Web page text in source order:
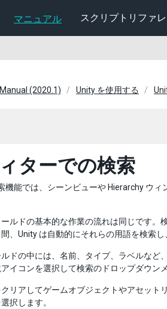
マニュアル スクリプトリファ
(2020.1) Unity を使用する
ターでの検索
機能では、シーンビューや Hierarchy ウ
ルドの基本的な作業の流れは同じです。
、Unity は自動的にそれらの用語を検索し
ドの中には、名前、タイプ、ラベルなど
イコンを選択して検索のドロップダウン
リアしてゲームオブジェクトやアセット
択します。